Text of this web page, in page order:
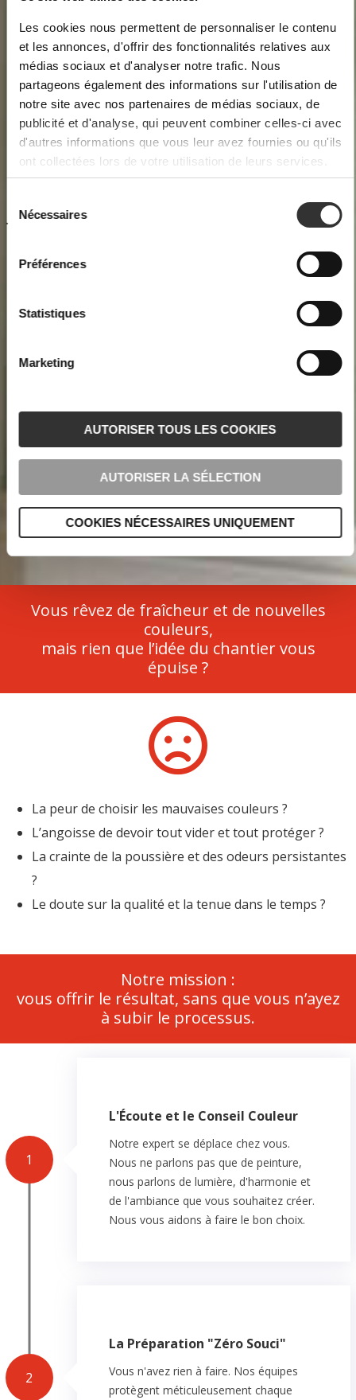
Les cookies nous permettent de personnaliser le contenu
et les annonces, d'offrir des fonctionnalités relatives aux
médias sociaux et d'analyser notre trafic. Nous
partageons également des informations sur l'utilisation de
notre site avec nos partenaires de médias sociaux, de
publicité et d'analyse, qui peuvent combiner celles-ci avec
d'autres informations que vous leur avez fournies ou qu'ils
ont collectées lors de votre utilisation de leurs services.
Nécessaires
Préférences
Statistiques
Marketing
AUTORISER TOUS LES COOKIES
AUTORISER LA SÉLECTION
COOKIES NÉCESSAIRES UNIQUEMENT
Vous rêvez de fraîcheur et de nouvelles
couleurs,
mais rien que l’idée du chantier vous
épuise ?
La peur de choisir les mauvaises couleurs ?
L’angoisse de devoir tout vider et tout protéger ?
La crainte de la poussière et des odeurs persistantes
?
Le doute sur la qualité et la tenue dans le temps ?
Notre mission :
vous offrir le résultat, sans que vous n’ayez
à subir le processus.
L'Écoute et le Conseil Couleur
Notre expert se déplace chez vous.
Nous ne parlons pas que de peinture,
nous parlons de lumière, d'harmonie et
de l'ambiance que vous souhaitez créer.
Nous vous aidons à faire le bon choix.
1
La Préparation "Zéro Souci"
Vous n'avez rien à faire. Nos équipes
protègent méticuleusement chaque
2